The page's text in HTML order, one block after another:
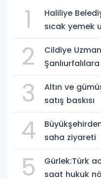
1
Haliliye
sıcak yemek
2
Cildiye
3
Altın ve
satış baskısı
4
saha ziyareti
5
Gürlek:Türk
saat hukuk